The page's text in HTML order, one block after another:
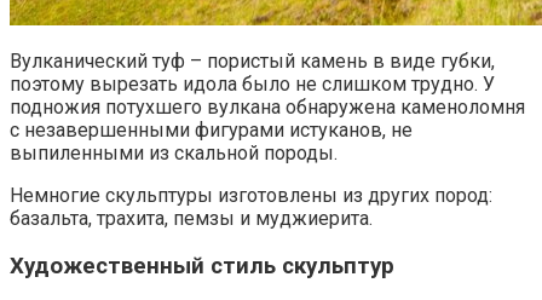
Вулканический туф – пористый камень в виде губки,
поэтому вырезать идола было не слишком трудно. У
подножия потухшего вулкана обнаружена каменоломня
с незавершенными фигурами истуканов, не
выпиленными из скальной породы.
Немногие скульптуры изготовлены из других пород:
базальта, трахита, пемзы и муджиерита.
Художественный стиль скульптур